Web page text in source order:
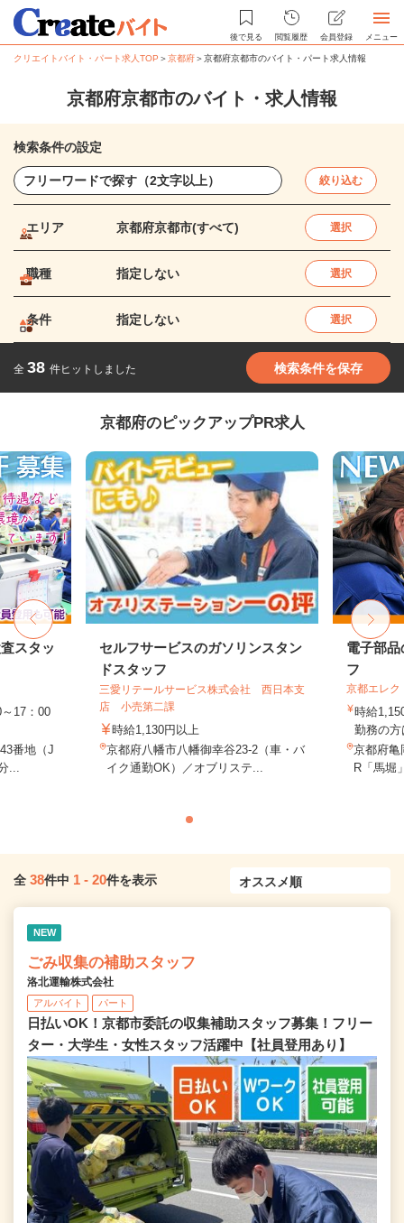
後で見る 閲覧履歴 会員登録 メニュー
クリエイトバイト・パート求人TOP ＞京都府＞京都府京都市のバイト・パート求人情報
京都府京都市のバイト・求人情報
検索条件の設定
絞り込む
エリア 京都府京都市(すべて) 選択
職種 指定しない 選択
条件 指定しない 選択
全 38 件ヒットしました 検索条件を保存
京都府のピックアップPR求人
スタッ
17：00
番地（J
...
セルフサービスのガソリンスタン
ドスタッフ
三愛リテールサービス株式会社 西日本支
店 小売第二課
時給1,130円以上
京都府八幡市八幡御幸谷23-2（車・バ
イク通勤OK）／オブリステ...
電子部
フ
京都エレク
時給
勤務の
京都府亀
R「馬堀
全 38件中 1 - 20件を表示
NEW
ごみ収集の補助スタッフ
洛北運輸株式会社
アルバイト パート
日払いOK！京都市委託の収集補助スタッフ募集！フリー
ター・大学生・女性スタッフ活躍中【社員登用あり】